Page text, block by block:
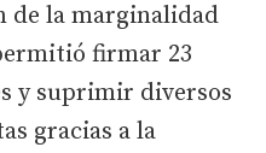
de la marginalidad
firmar 23
y suprimir diversos
gracias a la